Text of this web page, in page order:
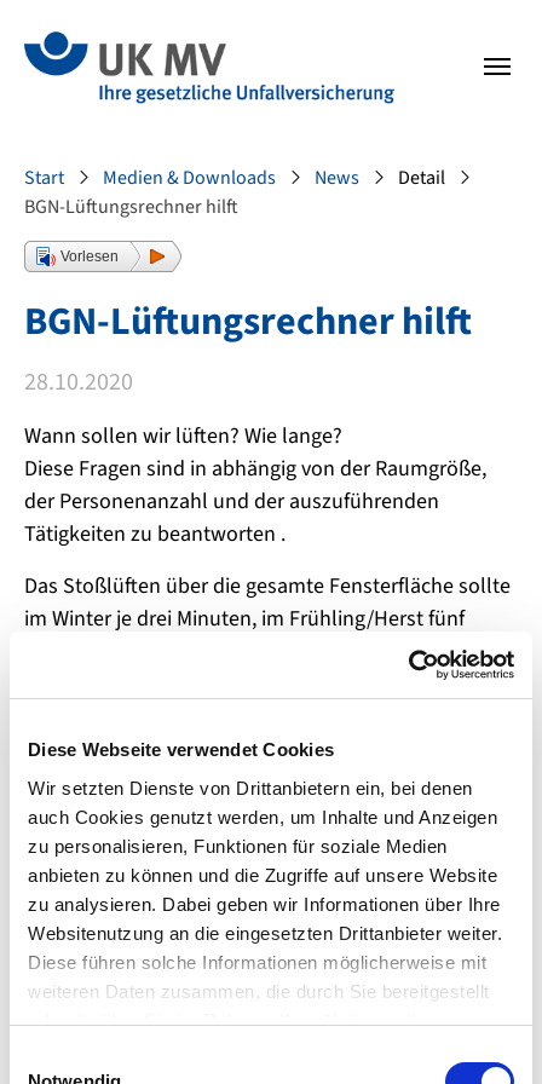
Diese Webseite verwendet Cookies
Wir setzten Dienste von Drittanbietern ein, bei denen
auch Cookies genutzt werden, um Inhalte und Anzeigen
zu personalisieren, Funktionen für soziale Medien
anbieten zu können und die Zugriffe auf unsere Website
zu analysieren. Dabei geben wir Informationen über Ihre
Websitenutzung an die eingesetzten Drittanbieter weiter.
Diese führen solche Informationen möglicherweise mit
weiteren Daten zusammen, die durch Sie bereitgestellt
oder die über Sie im Rahmen Ihrer Nutzung dieser
solcher Dienste, die nicht der Herstellung der
Sie sind hier:
Start Medien & Downloads News
Detail
BGN-Lüftungsrechner hilft
Vorlesen
BGN-Lüftungsrechner hilft
28.10.2020
Wann sollen wir lüften? Wie lange?
Diese Fragen sind in abhängig von der Raumgröße,
der Personenanzahl und der auszuführenden
Tätigkeiten zu beantworten .
Das Stoßlüften über die gesamte Fensterfläche sollte
im Winter je drei Minuten, im Frühling/Herst fünf
Minuten und im Sommer zehn Minuten andauern.
Die KollegInnen der BGN erstellten einen
Lüftungsrechner. Hiermit kann schnell
Lüftung - abhängig von Raumgröße, Personenanzahl
und Tätigkeit - stattfinden soll.
Hier geht es zumBGN-Lüftungsrechner.
Show larger version